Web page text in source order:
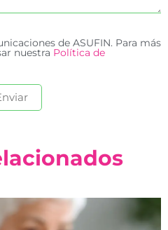
de ASUFIN. Para más
nuestra Política de